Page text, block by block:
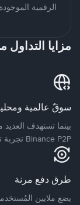
الرقمية
مزايا
سوقٌ عالمية
Binance P2P تجربة تداول عالمية حقيقية وتدعم أكثر من 70 عملة محلية.
طرق دفع مرنة